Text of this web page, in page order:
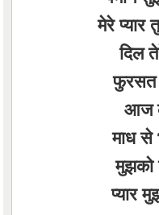
मेरे प्यार
दिल
फुरसत
आज
माध से
मुझको
प्यार